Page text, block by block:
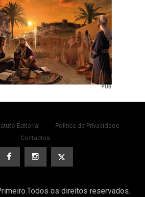
PUB
Editorial
Política de Privacidade
Contactos
os direitos reservados.